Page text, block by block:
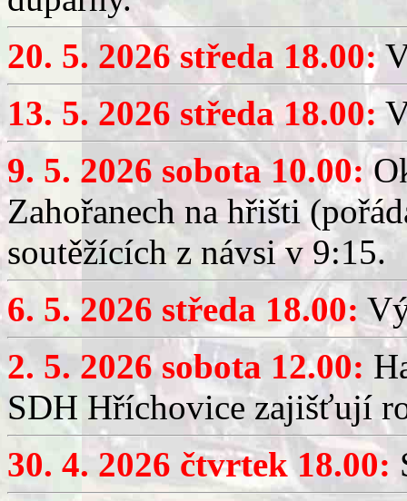
20. 5. 2026 středa 18.00:
13. 5. 2026 středa 18.00:
9. 5. 2026 sobota 10.00:
Zahořanech na hřišti
soutěžících z návsi v 9:15.
6. 5. 2026 středa 18.00:
2. 5. 2026 sobota 12.00:
SDH Hříchovice zajišťují
30. 4. 2026 čtvrtek 18.00: